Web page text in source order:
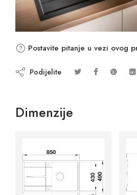
Postavite pitanje u vezi ovog
Podijelite
Dimenzije